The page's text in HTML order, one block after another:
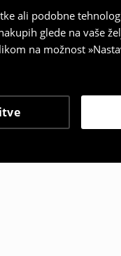
ali podobne
glede na vaše
na možnost